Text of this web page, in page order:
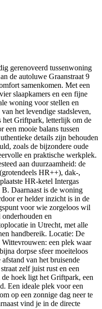
gerenoveerd tussenwoning
de autoluwe Graanstraat 9
samenkomen. Met een
slaapkamers en een fijne
woning voor stellen en
het levendige stadsleven,
het Griftpark, letterlijk om de
mooie balans tussen
details zijn behouden
zoals de bijzondere oude
en praktische werkplek.
aan duurzaamheid: de
HR++), dak-,
HR-ketel Intergas
Daarnaast is de woning
er helder inzicht is in de
voor wie zorgeloos wil
en
in Utrecht, met alle
handbereik. Locatie: De
een plek waar
dorpse sfeer moeiteloos
van het bruisende
zelf juist rust en een
hoek ligt het Griftpark, een
Een ideale plek voor een
op een zonnige dag neer te
vind je in de directe